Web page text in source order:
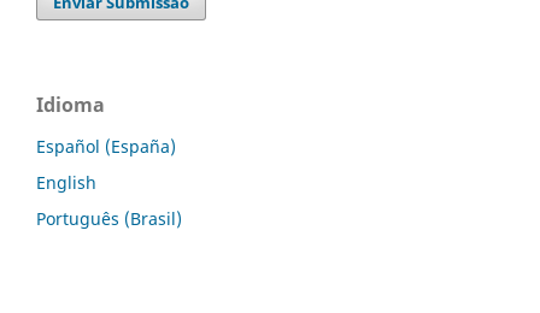
Idioma
Español (España)
English
Português (Brasil)